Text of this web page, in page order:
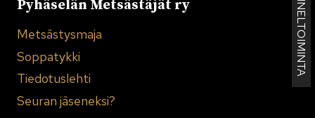
KENNELTOIMINTA
Pyhäselän Metsästäjät ry
Metsästysmaja
Soppatykki
Tiedotuslehti
Seuran jäseneksi?